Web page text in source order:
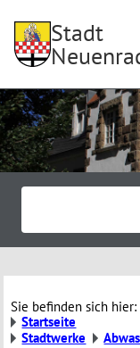
Stadt
Sie befinden sich hier:
Startseite
Stadtwerke